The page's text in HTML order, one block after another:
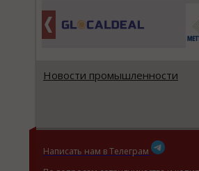
Новости промышленности
Написать нам в Телеграм